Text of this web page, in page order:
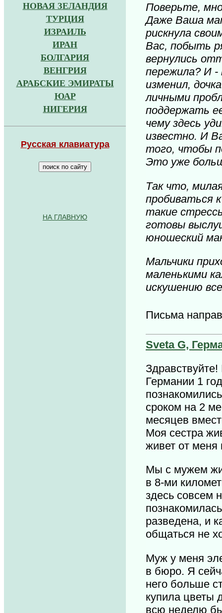
НОВАЯ ЗЕЛАНДИЯ
ТУРЦИЯ
ИЗРАИЛЬ
ИРАН
БОЛГАРИЯ
ВЕНГРИЯ
АРАБСКИЕ ЭМИРАТЫ
ЮАР
НИГЕРИЯ
Русская клавиатура
НА ГЛАВНУЮ
Поверьте,
Даже Ваша
рискнула
Вас, побыть
вернулись
пережила? И -
изменил,
личными
поддержать
чему здесь
известно. И
того, чтобы
Это уже
Так что,
пробиваться
такие
готовы
юношеский
Мальчики
маленькими
искушению
Письма
Sveta G,
Германии 1
сроком на 2
месяцев
Моя сестра
живет от
Мы с мужем
в 8-ми
здесь совсем
разведена, и
общаться не
Муж у меня
в бюро. Я
него больше
купила цветы
всю неделю